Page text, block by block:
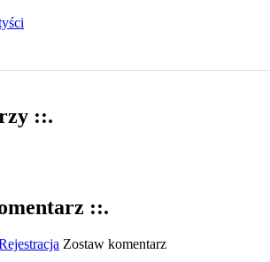
::.
::.
Zostaw komentarz